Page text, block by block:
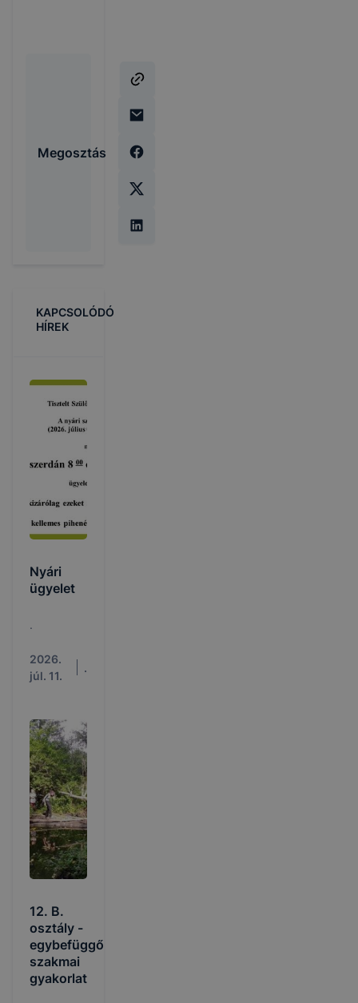
Megosztás
KAPCSOLÓDÓ
HÍREK
Nyári
ügyelet
.
2026.
júl. 11.
.
12. B.
osztály -
egybefüggő
szakmai
gyakorlat